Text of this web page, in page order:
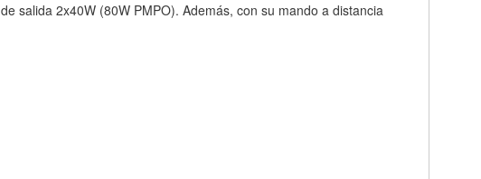
salida 2x40W (80W PMPO). Además, con su mando a distancia